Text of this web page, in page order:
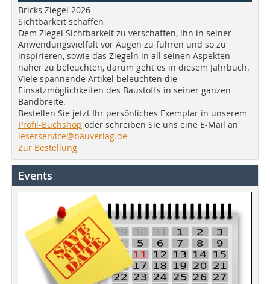
Bricks Ziegel 2026 -
Sichtbarkeit schaffen
Dem Ziegel Sichtbarkeit zu verschaffen, ihn in seiner
Anwendungsvielfalt vor Augen zu führen und so zu
inspirieren, sowie das Ziegeln in all seinen Aspekten
näher zu beleuchten, darum geht es in diesem Jahrbuch.
Viele spannende Artikel beleuchten die
Einsatzmöglichkeiten des Baustoffs in seiner ganzen
Bandbreite.
Bestellen Sie jetzt Ihr persönliches Exemplar in unserem
Profil-Buchshop oder schreiben Sie uns eine E-Mail an
leserservice@bauverlag.de
Zur Bestellung
Events